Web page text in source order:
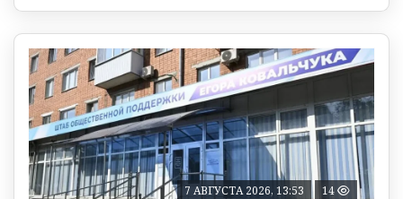
7 АВГУСТА 2026, 13:53 14